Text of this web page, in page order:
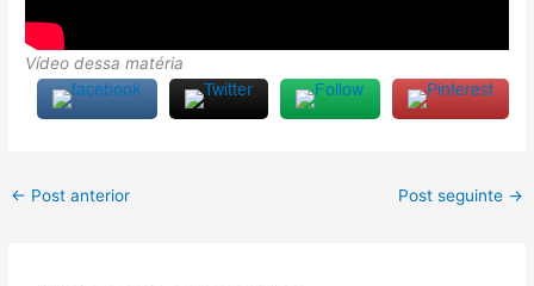
Vídeo dessa matéria
← Post anterior Post seguinte →